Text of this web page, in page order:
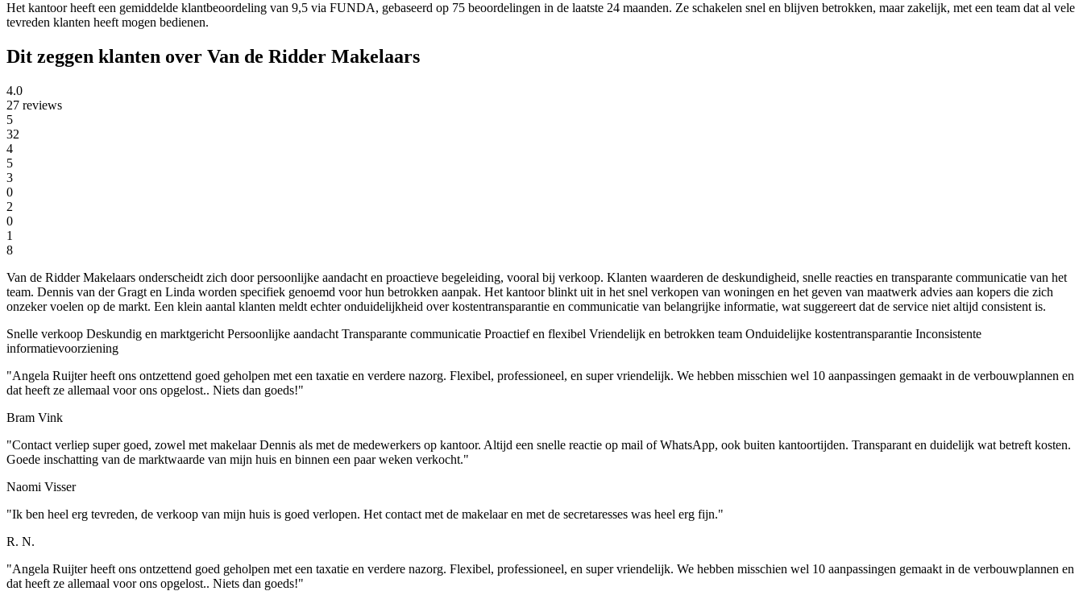
Het kantoor heeft een gemiddelde klantbeoordeling van 9,5 via FUNDA, gebaseerd op 75 beoordelingen in de laatste 24 maanden. Ze schakelen snel en blijven betrokken, maar zakelijk, met een team dat al vele
tevreden klanten heeft mogen bedienen.
Dit zeggen klanten over Van de Ridder Makelaars
4.0
27 reviews
5
32
4
5
3
0
2
0
1
8
Van de Ridder Makelaars onderscheidt zich door persoonlijke aandacht en proactieve begeleiding, vooral bij verkoop. Klanten waarderen de deskundigheid, snelle reacties en transparante communicatie van het
team. Dennis van der Gragt en Linda worden specifiek genoemd voor hun betrokken aanpak. Het kantoor blinkt uit in het snel verkopen van woningen en het geven van maatwerk advies aan kopers die zich
onzeker voelen op de markt. Een klein aantal klanten meldt echter onduidelijkheid over kostentransparantie en communicatie van belangrijke informatie, wat suggereert dat de service niet altijd consistent is.
Snelle verkoop Deskundig en marktgericht Persoonlijke aandacht Transparante communicatie Proactief en flexibel Vriendelijk en betrokken team Onduidelijke kostentransparantie Inconsistente
informatievoorziening
"Angela Ruijter heeft ons ontzettend goed geholpen met een taxatie en verdere nazorg. Flexibel, professioneel, en super vriendelijk. We hebben misschien wel 10 aanpassingen gemaakt in de verbouwplannen en
dat heeft ze allemaal voor ons opgelost.. Niets dan goeds!"
Bram Vink
"Contact verliep super goed, zowel met makelaar Dennis als met de medewerkers op kantoor. Altijd een snelle reactie op mail of WhatsApp, ook buiten kantoortijden. Transparant en duidelijk wat betreft kosten.
Goede inschatting van de marktwaarde van mijn huis en binnen een paar weken verkocht."
Naomi Visser
"Ik ben heel erg tevreden, de verkoop van mijn huis is goed verlopen. Het contact met de makelaar en met de secretaresses was heel erg fijn."
R. N.
"Angela Ruijter heeft ons ontzettend goed geholpen met een taxatie en verdere nazorg. Flexibel, professioneel, en super vriendelijk. We hebben misschien wel 10 aanpassingen gemaakt in de verbouwplannen en
dat heeft ze allemaal voor ons opgelost.. Niets dan goeds!"